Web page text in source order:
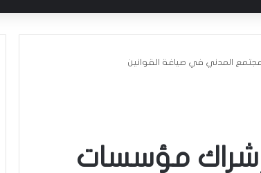
المدني في صياغة القوانين
مؤسسات